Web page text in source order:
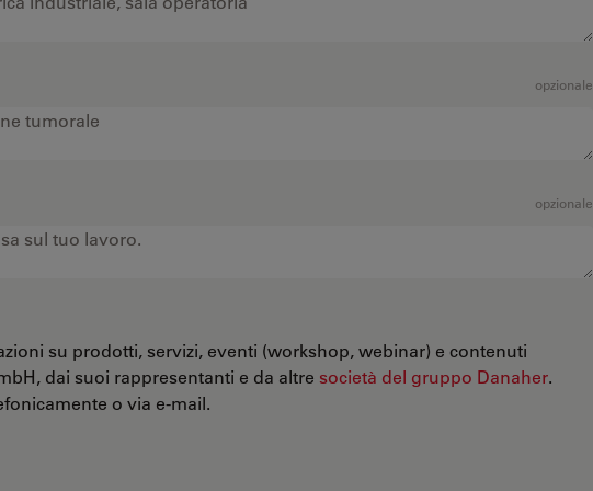
opzionale
opzionale
su prodotti, servizi, eventi (workshop, webinar) e contenuti
dai suoi rappresentanti e da altre società del gruppo Danaher.
o via e-mail.